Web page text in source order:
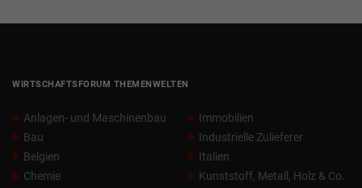
WIRTSCHAFTSFORUM THEMENWELTEN
Anlagen- und Maschinenbau
Bau
Belgien
Chemie
Immobilien
Industrielle Zulieferer
Italien
Kunststoff, Metall, Holz & Co.